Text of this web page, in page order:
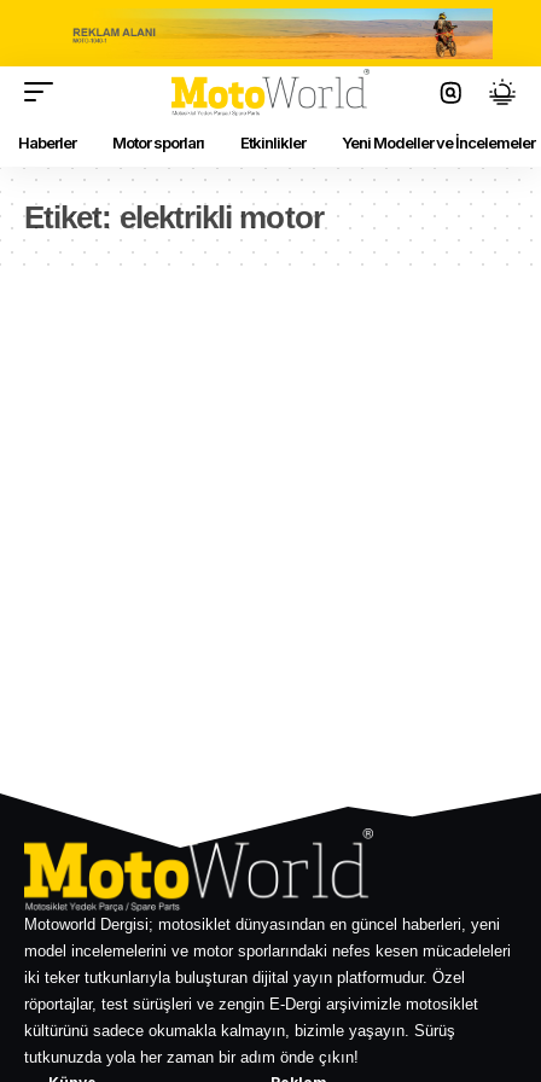
Haberler Motor sporları Etkinlikler Yeni Modeller ve İncelemeler
Etiket: elektrikli motor
Motoworld Dergisi; motosiklet dünyasından en güncel haberleri, yeni
model incelemelerini ve motor sporlarındaki nefes kesen mücadeleleri
iki teker tutkunlarıyla buluşturan dijital yayın platformudur. Özel
röportajlar, test sürüşleri ve zengin E-Dergi arşivimizle motosiklet
kültürünü sadece okumakla kalmayın, bizimle yaşayın. Sürüş
tutkunuzda yola her zaman bir adım önde çıkın!